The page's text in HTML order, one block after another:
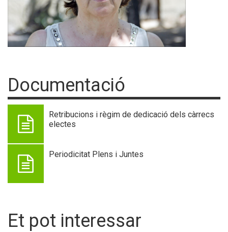
Documentació
Retribucions i règim de dedicació dels càrrecs
electes
Periodicitat Plens i Juntes
Et pot interessar